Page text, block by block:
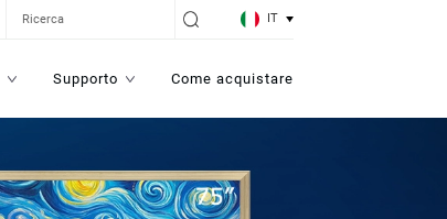
IT
Supporto Come acquistare